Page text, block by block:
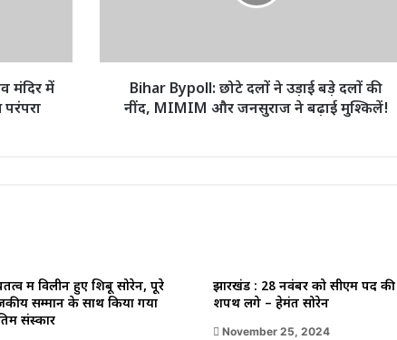
मंदिर में
की
MIMIM
ने
Bihar Bypoll: छोटे दलों ने उड़ाई बड़े दलों की
नींद, MIMIM और जनसुराज ने बढ़ाई मुश्किलें!
में विलीन हुए शिबू सोरेन, पूरे
सम्मान के साथ किया गया
संस्कार
झारखंड : 28 नवंबर को सीएम पद की
शपथ लेंगे – हेमंत सोरेन
November 25, 2024